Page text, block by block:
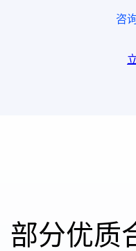
咨
部分优质